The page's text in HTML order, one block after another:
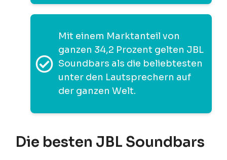
Mit einem Marktanteil von
ganzen 34,2 Prozent gelten JBL
Soundbars als die beliebtesten
unter den Lautsprechern auf
der ganzen Welt.
Die besten JBL Soundbars